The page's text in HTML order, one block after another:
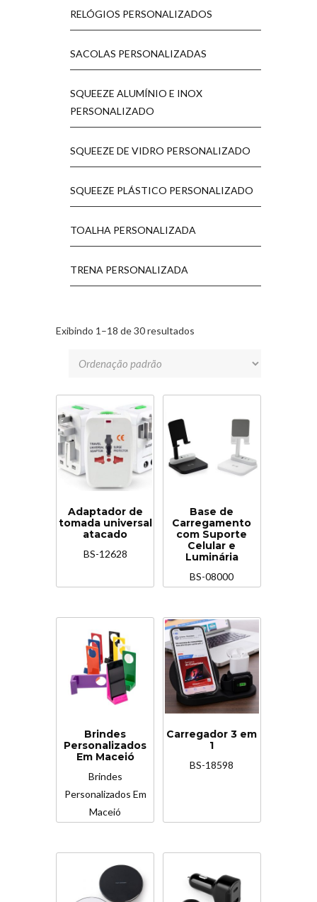
RELÓGIOS PERSONALIZADOS
SACOLAS PERSONALIZADAS
SQUEEZE ALUMÍNIO E INOX
PERSONALIZADO
SQUEEZE DE VIDRO PERSONALIZADO
SQUEEZE PLÁSTICO PERSONALIZADO
TOALHA PERSONALIZADA
TRENA PERSONALIZADA
Exibindo 1–18 de 30 resultados
Adaptador de
tomada universal
atacado
BS-12628
Base de
Carregamento
com Suporte
Celular e
Luminária
BS-08000
Brindes
Personalizados
Em Maceió
Brindes
Personalizados Em
Maceió
Carregador 3 em
1
BS-18598